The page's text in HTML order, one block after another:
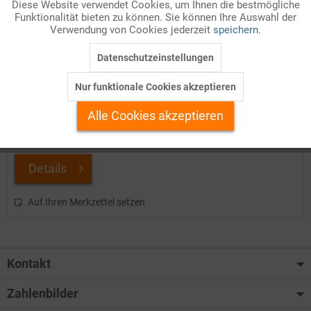
Nach dem Ersten Weltkrieg: Europas neue Staaten
Im Ersten Weltkrieg prallten die Herrschaftsansprüche der
kontinentaleuropäischen Großmächte – Deutschlands,
Österreich-Ungarns, Frankreichs und Russlands – mit einer bis
Details
Auf Ihren Merkzettel setzen
Kontakt
Zahlenbilder
Marketing Inaktiv
Personalisierung Inaktiv
Service
Diese Website verwendet Cookies, um Ihnen die bestmögliche
Funktionalität bieten zu können. Sie können Ihre Auswahl der
Verwendung von Cookies jederzeit speichern.
Datenschutzeinstellungen
Nur funktionale Cookies akzeptieren
Alle Cookies akzeptieren